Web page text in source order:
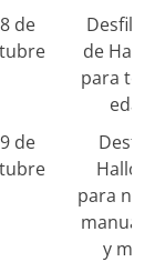
de
Desfile
de
para
de
para
y